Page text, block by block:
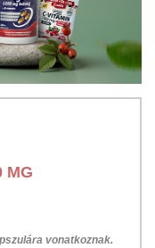
MG
vonatkoznak.